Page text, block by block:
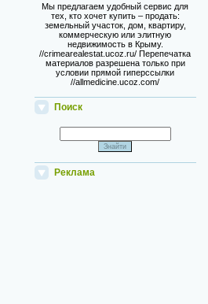
Мы предлагаем удобный сервис для
тех, кто хочет купить – продать:
земельный участок, дом, квартиру,
коммерческую или элитную
недвижимость в Крыму.
//crimearealestat.ucoz.ru/ Перепечатка
материалов разрешена только при
условии прямой гиперссылки
//allmedicine.ucoz.com/
Поиск
Реклама